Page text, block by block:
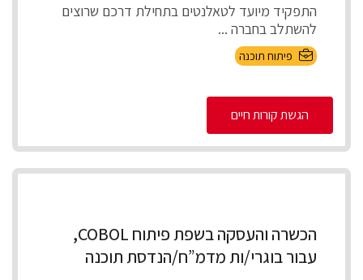
התפקיד מיועד לטאלנטים בתחילת דרכם שרוצים
להשתלב בחברה ...
פיתוח תוכנה
הגשת קורות חיים
הכשרה והעסקה בשפת פיתוח COBOL,
עבור בוגרי/ות מדמ”ח/הנדסת תוכנה